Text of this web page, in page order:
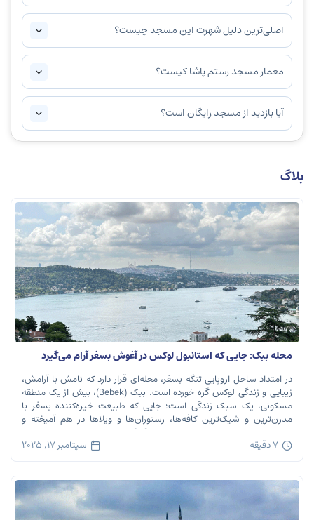
اصلی‌ترین دلیل شهرت این مسجد چیست؟
معمار مسجد رستم پاشا کیست؟
آیا بازدید از مسجد رایگان است؟
بلاگ
محله ببک: جایی که استانبول لوکس در آغوش بسفر آرام می‌گیرد
در امتداد ساحل اروپایی تنگه بسفر، محله‌ای قرار دارد که نامش با آرامش،
زیبایی و زندگی لوکس گره خورده است. ببک (Bebek)، بیش از یک منطقه
مسکونی، یک سبک زندگی است؛ جایی که طبیعت خیره‌کننده بسفر با
مدرن‌ترین و شیک‌ترین کافه‌ها، رستوران‌ها و ویلاها در هم آمیخته و
تصویری بی‌نظیر از استانبول معاصر را به […]
7 دقیقه سپتامبر 17, 2025